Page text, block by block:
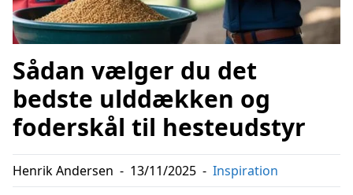
Sådan vælger du det
bedste ulddækken og
foderskål til hesteudstyr
Henrik Andersen - 13/11/2025 - Inspiration